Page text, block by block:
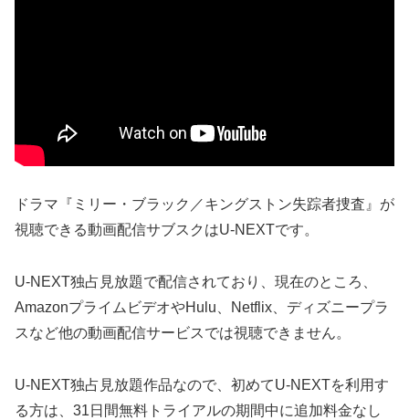
ドラマ『ミリー・ブラック／キングストン失踪者捜査』が
視聴できる動画配信サブスクはU-NEXTです。
U-NEXT独占見放題で配信されており、現在のところ、
AmazonプライムビデオやHulu、Netflix、ディズニープラ
スなど他の動画配信サービスでは視聴できません。
U-NEXT独占見放題作品なので、初めてU-NEXTを利用す
る方は、31日間無料トライアルの期間中に追加料金なし